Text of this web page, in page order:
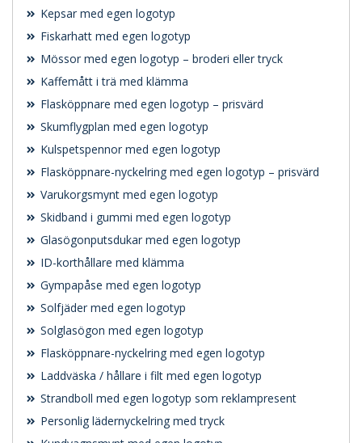
Kepsar med egen logotyp
Fiskarhatt med egen logotyp
Mössor med egen logotyp – broderi eller tryck
Kaffemått i trä med klämma
Flasköppnare med egen logotyp – prisvärd
Skumflygplan med egen logotyp
Kulspetspennor med egen logotyp
Flasköppnare-nyckelring med egen logotyp – prisvärd
Varukorgsmynt med egen logotyp
Skidband i gummi med egen logotyp
Glasögonputsdukar med egen logotyp
ID-korthållare med klämma
Gympapåse med egen logotyp
Solfjäder med egen logotyp
Solglasögon med egen logotyp
Flasköppnare-nyckelring med egen logotyp
Laddväska / hållare i filt med egen logotyp
Strandboll med egen logotyp som reklampresent
Personlig lädernyckelring med tryck